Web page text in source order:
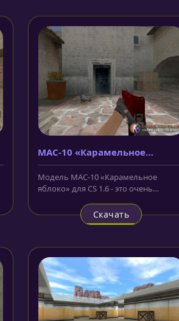
MAC-10 «Карамельное
яблоко»
Модель MAC-10 «Карамельное
яблоко» для CS 1.6 - это очень
CS:GO....
Скачать